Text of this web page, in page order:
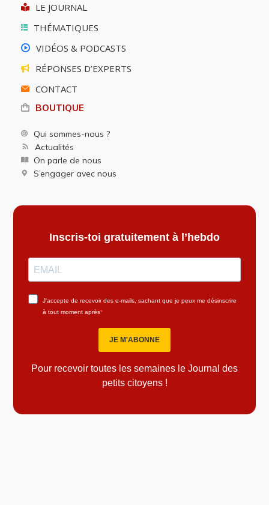
LE JOURNAL
THÉMATIQUES
VIDÉOS & PODCASTS
RÉPONSES D’EXPERTS
CONTACT
BOUTIQUE
Qui sommes-nous ?
Actualités
On parle de nous
S’engager avec nous